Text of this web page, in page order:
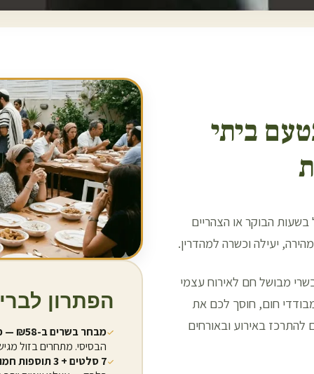
ביתי
הבוקר או הצהריים
יעילה וכשרה למהדרין.
מבושל חם לאירוח עצמי
חום, חוסך לכם את
באירוע ובאורחים
הפתרון
מבחר בשרים ב-₪58 — כולל בקר:
הבסיסי. מתחרים בזול
7 סלטים + 3 תוספות חמות: